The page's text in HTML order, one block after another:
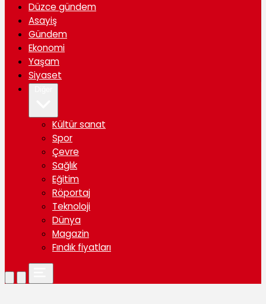
Düzce gündem
Asayiş
Gündem
Ekonomi
Yaşam
Siyaset
Kültür sanat
Spor
Çevre
Sağlık
Eğitim
Röportaj
Teknoloji
Dünya
Magazin
Fındık fiyatları